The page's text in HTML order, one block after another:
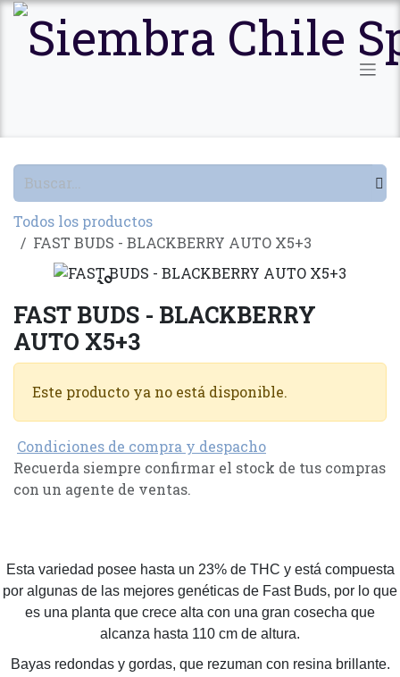
Ir al contenido
Todos los productos
FAST BUDS - BLACKBERRY AUTO X5+3
Agotado
FAST BUDS - BLACKBERRY
AUTO X5+3
Este producto ya no está disponible.
Condiciones de compra y despacho
Recuerda siempre confirmar el stock de tus compras
con un agente de ventas.
Esta variedad posee hasta un 23% de THC y está compuesta
por algunas de las mejores genéticas de Fast Buds, por lo que
es una planta que crece alta con una gran cosecha que
alcanza hasta 110 cm de altura.
Bayas redondas y gordas, que rezuman con resina brillante.